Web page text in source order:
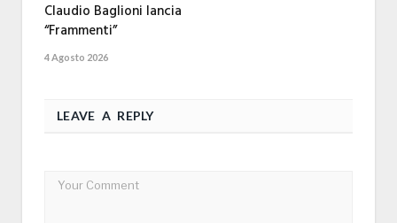
Claudio Baglioni lancia
“Frammenti”
4 Agosto 2026
LEAVE A REPLY